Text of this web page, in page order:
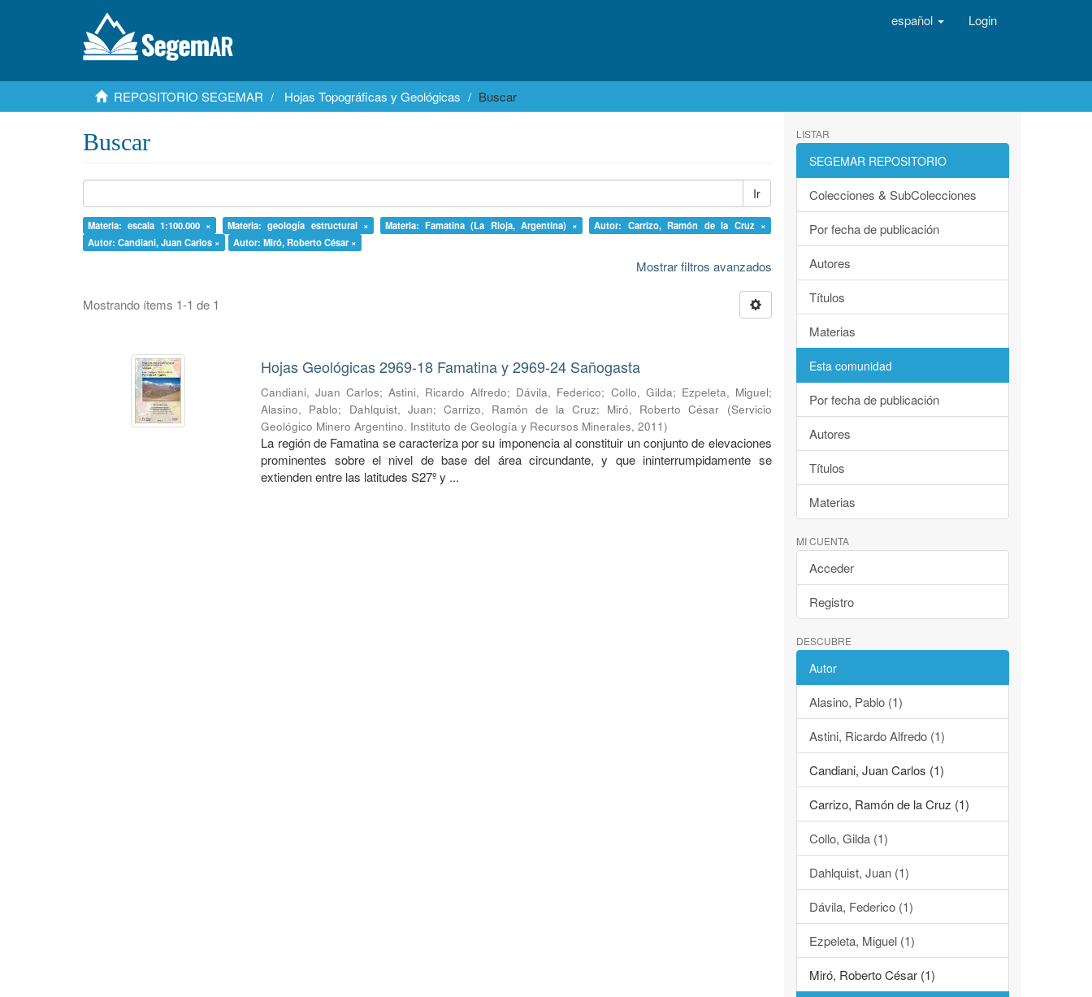
español Login
REPOSITORIO SEGEMAR Hojas Topográficas y Geológicas Buscar
Buscar
Ir
Materia: escala 1:100.000 × Materia: geología estructural × Materia: Famatina (La Rioja, Argentina) ×
Autor: Carrizo, Ramón de la Cruz ×
Autor: Candiani, Juan Carlos ×
Autor: Miró, Roberto César ×
Mostrar filtros avanzados
Mostrando ítems 1-1 de 1
Hojas Geológicas 2969-18 Famatina y 2969-24 Sañogasta
Candiani, Juan Carlos;Astini, Ricardo Alfredo; Dávila, Federico; Collo, Gilda; Ezpeleta, Miguel;
Alasino, Pablo; Dahlquist, Juan; Carrizo, Ramón de la Cruz; Miró, Roberto César (Servicio
Geológico Minero Argentino. Instituto de Geología y Recursos Minerales,2011)
La región de Famatina se caracteriza por su imponencia al constituir un conjunto de elevaciones
prominentes sobre el nivel de base del área circundante, y que ininterrumpidamente se
extienden entre las latitudes S27º y ...
LISTAR
SEGEMAR REPOSITORIO
Colecciones & SubColecciones
Por fecha de publicación
Autores
Títulos
Materias
Esta comunidad
Por fecha de publicación
Autores
Títulos
Materias
MI CUENTA
Acceder
Registro
DESCUBRE
Autor
Alasino, Pablo (1)
Astini, Ricardo Alfredo (1)
Candiani, Juan Carlos (1)
Carrizo, Ramón de la Cruz (1)
Collo, Gilda (1)
Dahlquist, Juan (1)
Dávila, Federico (1)
Ezpeleta, Miguel (1)
Miró, Roberto César (1)